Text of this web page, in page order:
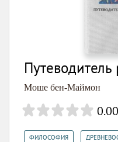
Моше бен-Маймон
0.00
ФИЛОСОФИЯ